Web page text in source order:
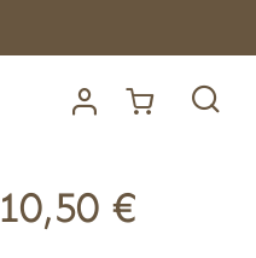
10,50 €